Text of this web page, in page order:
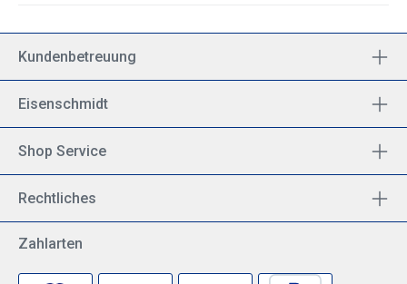
Kundenbetreuung
Eisenschmidt
Shop Service
Rechtliches
Zahlarten